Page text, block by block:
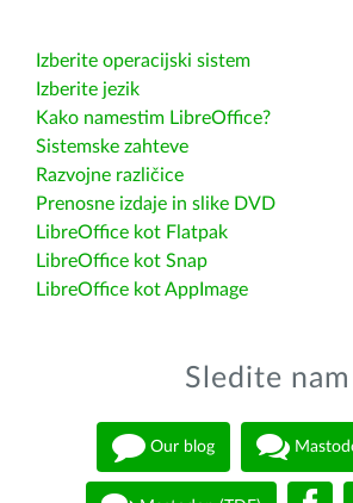
Izberite operacijski sistem
Izberite jezik
Kako namestim LibreOffice?
Sistemske zahteve
Razvojne različice
Prenosne izdaje in slike DVD
LibreOffice kot Flatpak
LibreOffice kot Snap
LibreOffice kot AppImage
Sledite nam
Our blog